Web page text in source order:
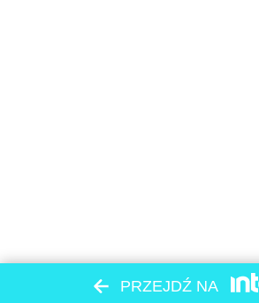
PRZEJDŹ NA